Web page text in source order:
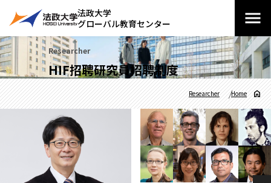
法政大学
グローバル教育センター
Researcher
HIF招聘研究員招聘制度
Home
Researcher